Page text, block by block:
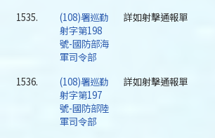
1535.
(108)署巡勤
射字第198
號-國防部海
軍司令部
詳如射擊通報單
1536.
(108)署巡勤
射字第197
號-國防部陸
軍司令部
詳如射擊通報單